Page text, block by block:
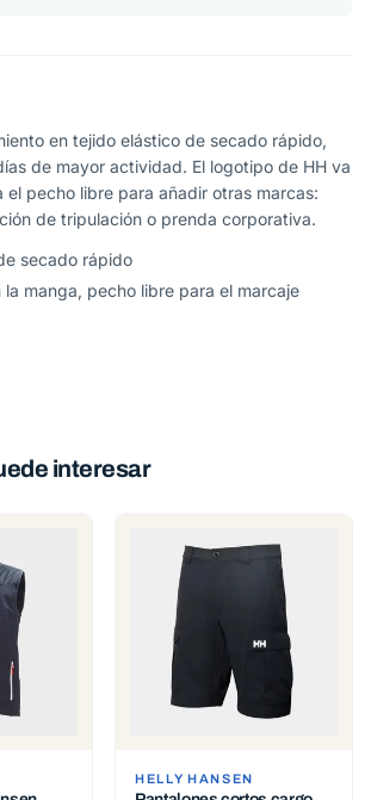
en tejido elástico de secado rápido,
de mayor actividad. El logotipo de HH va
el pecho libre para añadir otras marcas:
de tripulación o prenda corporativa.
secado rápido
la manga, pecho libre para el marcaje
interesar
HELLY HANSEN